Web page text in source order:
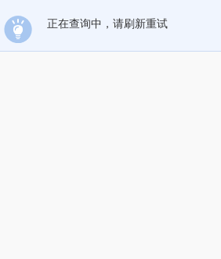
正在查询中，请刷新重试